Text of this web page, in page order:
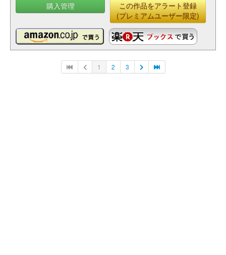
購入管理
この作品をアラート登録
(プレミアムユーザー限定)
1 2 3